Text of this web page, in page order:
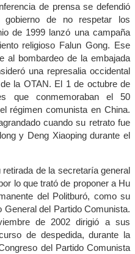
de prensa se defendió
de no respetar los
de 1999 lanzó una campaña
religioso Falun Gong. Ese
al bombardeo de la embajada
una represalia occidental
la OTAN. El 1 de octubre de
que conmemoraban el 50
régimen comunista en China.
cuando su retrato fue
y Deng Xiaoping durante el
de la secretaría general
lo que trató de proponer a Hu
del Politburó, como su
del Partido Comunista.
de 2002 dirigió a sus
de despedida, durante la
del Partido Comunista